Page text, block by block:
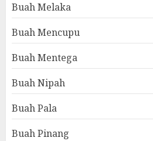
Buah Melaka
Buah Mencupu
Buah Mentega
Buah Nipah
Buah Pala
Buah Pinang